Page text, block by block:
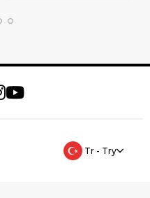
Tr - Try